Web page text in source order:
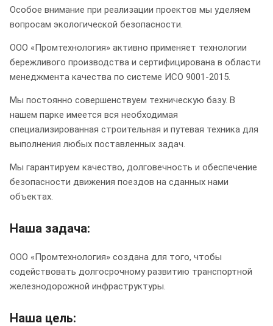
Особое внимание при реализации проектов мы уделяем
вопросам экологической безопасности.
ООО «Промтехнология» активно применяет технологии
бережливого производства и сертифицирована в области
менеджмента качества по системе ИСО 9001-2015.
Мы постоянно совершенствуем техническую базу. В
нашем парке имеется вся необходимая
специализированная строительная и путевая техника для
выполнения любых поставленных задач.
Мы гарантируем качество, долговечность и обеспечение
безопасности движения поездов на сданных нами
объектах.
Наша задача:
ООО «Промтехнология» создана для того, чтобы
содействовать долгосрочному развитию транспортной
железнодорожной инфраструктуры.
Наша цель: